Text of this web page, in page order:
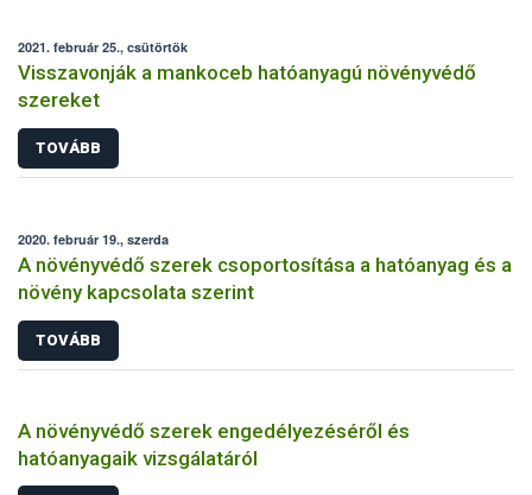
2021. február 25., csütörtök
Visszavonják a mankoceb hatóanyagú növényvédő
szereket
TOVÁBB
2020. február 19., szerda
A növényvédő szerek csoportosítása a hatóanyag és a
növény kapcsolata szerint
TOVÁBB
A növényvédő szerek engedélyezéséről és
hatóanyagaik vizsgálatáról